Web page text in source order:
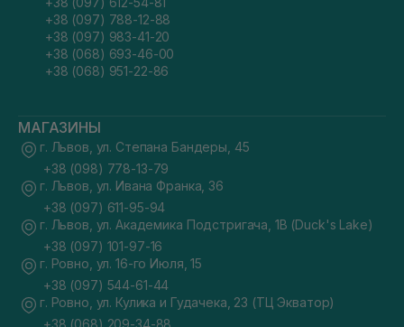
+38 (097) 788-12-88
+38 (097) 983-41-20
+38 (068) 693-46-00
+38 (068) 951-22-86
МАГАЗИНЫ
г. Львов, ул. Степана Бандеры, 45
+38 (098) 778-13-79
г. Львов, ул. Ивана Франка, 36
+38 (097) 611-95-94
г. Львов, ул. Академика Подстригача, 1В (Duck's Lake)
+38 (097) 101-97-16
г. Ровно, ул. 16-го Июля, 15
+38 (097) 544-61-44
г. Ровно, ул. Кулика и Гудачека, 23 (ТЦ Экватор)
+38 (068) 209-34-88